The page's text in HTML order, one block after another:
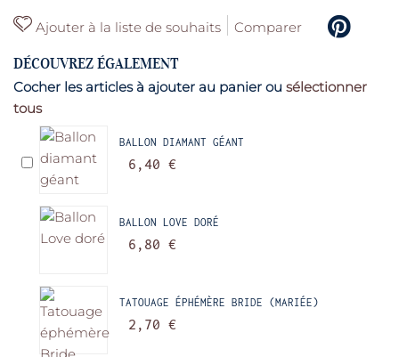
Ajouter à la liste de souhaits Comparer
DÉCOUVREZ ÉGALEMENT
Cocher les articles à ajouter au panier ou sélectionner
tous
BALLON DIAMANT GÉANT
6,40 €
BALLON LOVE DORÉ
6,80 €
TATOUAGE ÉPHÉMÈRE BRIDE (MARIÉE)
2,70 €